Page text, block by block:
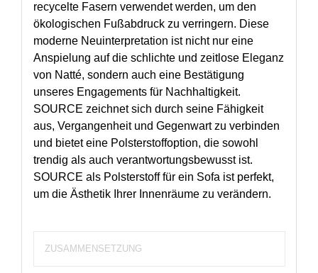
recycelte Fasern verwendet werden, um den
ökologischen Fußabdruck zu verringern. Diese
moderne Neuinterpretation ist nicht nur eine
Anspielung auf die schlichte und zeitlose Eleganz
von Natté, sondern auch eine Bestätigung
unseres Engagements für Nachhaltigkeit.
SOURCE zeichnet sich durch seine Fähigkeit
aus, Vergangenheit und Gegenwart zu verbinden
und bietet eine Polsterstoffoption, die sowohl
trendig als auch verantwortungsbewusst ist.
SOURCE als Polsterstoff für ein Sofa ist perfekt,
um die Ästhetik Ihrer Innenräume zu verändern.
ZUSAMMENSETZUNG